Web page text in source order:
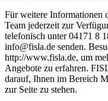
Für weitere Informationen
Team jederzeit zur
telefonisch unter 04171 8
info@fisla.de senden.
http://www.fisla.de, um
Angebote zu erfahren.
darauf, Ihnen im Bereich
zur Seite zu stehen.